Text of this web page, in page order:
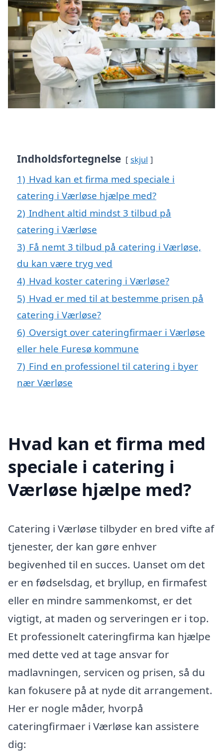
Indholdsfortegnelse skjul
1) Hvad kan et firma med speciale i
catering i Værløse hjælpe med?
2) Indhent altid mindst 3 tilbud på
catering i Værløse
3) Få nemt 3 tilbud på catering i Værløse,
du kan være tryg ved
4) Hvad koster catering i Værløse?
5) Hvad er med til at bestemme prisen på
catering i Værløse?
6) Oversigt over cateringfirmaer i Værløse
eller hele Furesø kommune
7) Find en professionel til catering i byer
nær Værløse
Hvad kan et firma med
speciale i catering i
Værløse hjælpe med?
Catering i Værløse tilbyder en bred vifte af
tjenester, der kan gøre enhver
begivenhed til en succes. Uanset om det
er en fødselsdag, et bryllup, en firmafest
eller en mindre sammenkomst, er det
vigtigt, at maden og serveringen er i top.
Et professionelt cateringfirma kan hjælpe
med dette ved at tage ansvar for
madlavningen, servicen og prisen, så du
kan fokusere på at nyde dit arrangement.
Her er nogle måder, hvorpå
cateringfirmaer i Værløse kan assistere
dig: